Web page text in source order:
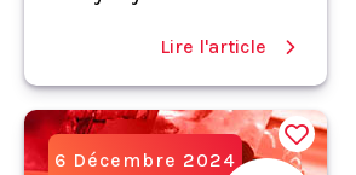
Lire l'article
6 Décembre 2024